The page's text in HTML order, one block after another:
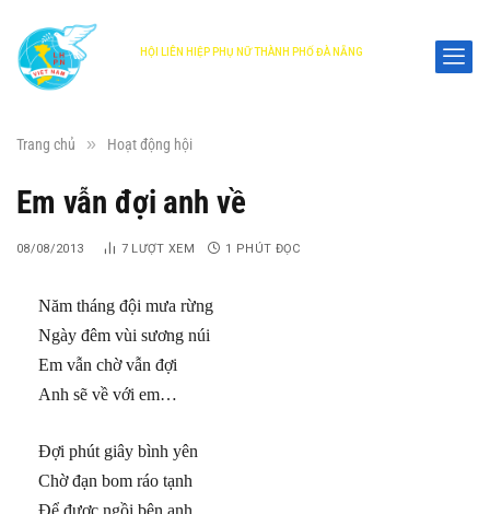
HỘI LIÊN HIỆP PHỤ NỮ THÀNH PHỐ ĐÀ NẴNG
Trang chủ » Hoạt động hội
Em vẫn đợi anh về
08/08/2013 7 LƯỢT XEM 1 PHÚT ĐỌC
Năm tháng đội mưa rừng
Ngày đêm vùi sương núi
Em vẫn chờ vẫn đợi
Anh sẽ về với em…
Đợi phút giây bình yên
Chờ đạn bom ráo tạnh
Để được ngồi bên anh